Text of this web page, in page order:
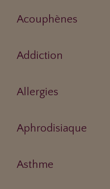
Acouphènes
Addiction
Allergies
Aphrodisiaque
Asthme